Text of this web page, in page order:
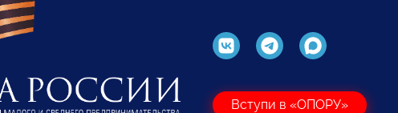
Вступи в «ОПОРУ»